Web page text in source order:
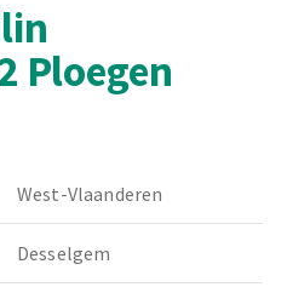
Ploegen
West-Vlaanderen
Desselgem